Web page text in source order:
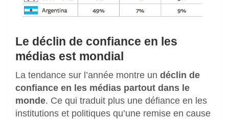
Le déclin de confiance en les
médias est mondial
La tendance sur l’année montre un déclin de
confiance en les médias partout dans le
monde. Ce qui traduit plus une défiance en les
institutions et politiques qu’une remise en cause